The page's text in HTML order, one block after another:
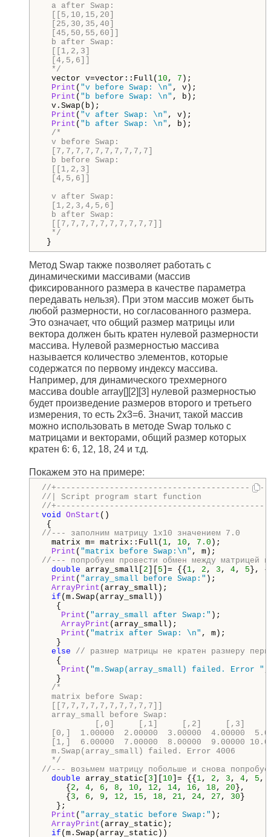
a after Swap:
[[5,10,15,20]
[25,30,35,40]
[45,50,55,60]]
b after Swap:
[[1,2,3]
[4,5,6]]
*/
vector v=vector::Full( 10 , 7 );
Print ( "v before Swap: \n" , v);
Print ( "b before Swap: \n" , b);
v.Swap(b);
Print ( "v after Swap: \n" , v);
Print ( "b after Swap: \n" , b);
/*
v before Swap:
[7,7,7,7,7,7,7,7,7,7]
b before Swap:
[[1,2,3]
[4,5,6]]
v after Swap:
[1,2,3,4,5,6]
b after Swap:
[[7,7,7,7,7,7,7,7,7,7]]
*/
}
Метод Swap также позволяет работать с
динамическими массивами (массив
фиксированного размера в качестве параметра
передавать нельзя). При этом массив может быть
любой размерности, но согласованного размера.
Это означает, что общий размер матрицы или
вектора должен быть кратен нулевой размерности
массива. Нулевой размерностью массива
называется количество элементов, которые
содержатся по первому индексу массива.
Например, для динамического трехмерного
массива double array[][2][3] нулевой размерностью
будет произведение размеров второго и третьего
измерения, то есть 2x3=6. Значит, такой массив
можно использовать в методе Swap только с
матрицами и векторами, общий размер которых
кратен 6: 6, 12, 18, 24 и т.д.
Покажем это на примере:
//
//| Script program start function
//
void
OnStart ()
//--- заполним матрицу 1x10 значением 7.0
matrix m= matrix::Full( 1, 10 , 7.0 );
Print ( "matrix before Swap:\n"
//--- попробуем провести обмен между матрицей и
double array_small[ 2][ 5]= {{1, 2 , 3 , 4, 5}, {
Print ( "array_small before Swap:" );
ArrayPrint (array_small);
if (m.Swap(array_small))
{
Print ( "array_small after Swap:" );
ArrayPrint (array_small);
Print ( "matrix after Swap: \n" , m);
}
else
// размер матрицы не кратен размеру
{
Print ( "m.Swap(array_small) failed. Error "
}
/*
matrix before Swap:
[[7,7,7,7,7,7,7,7,7,7]]
array_small before Swap:
[,0]     [,1]     [,2]     [,3]
[0,]  1.00000  2.00000  3.00000  4.00000
[1,]  6.00000  7.00000  8.00000  9.00000
m.Swap(array_small) failed. Error 4006
*/
//--- возьмем матрицу побольше и снова
double array_static[ 3][ 10]= {{1, 2 , 3 , 4, 5 ,
{2 , 4, 6 , 8 , 10 , 12 , 14, 16 , 18 , 20},
{3 , 6 , 9 , 12 , 15 , 18 , 21, 24, 27 , 30}
};
Print ( "array_static before Swap:" );
ArrayPrint (array_static);
if (m.Swap(array_static))